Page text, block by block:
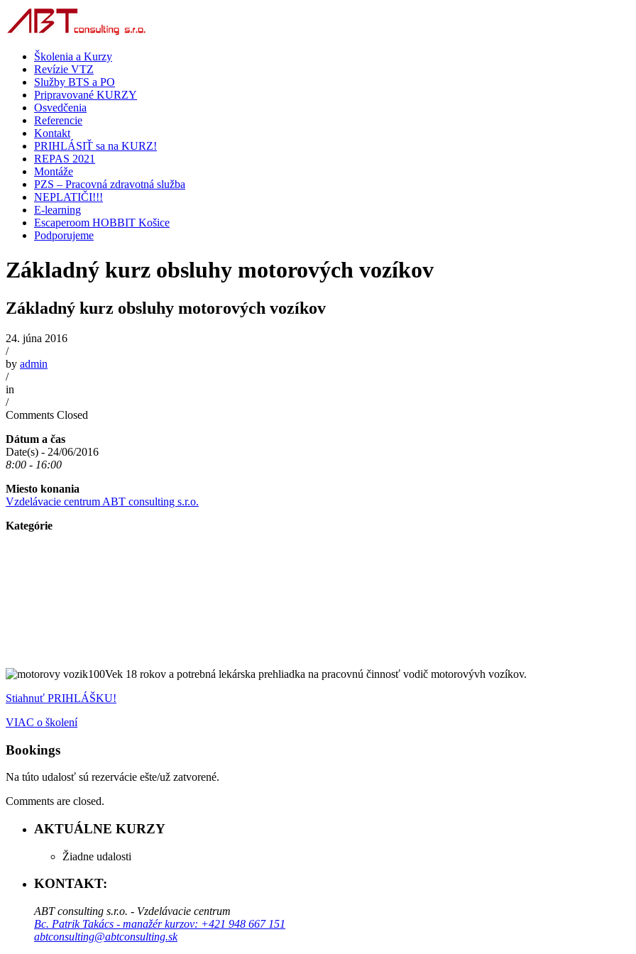
Školenia a Kurzy
Revízie VTZ
Služby BTS a PO
Pripravované KURZY
Osvedčenia
Referencie
Kontakt
PRIHLÁSIŤ sa na KURZ!
REPAS 2021
Montáže
PZS – Pracovná zdravotná služba
NEPLATIČI!!!
E-learning
Escaperoom HOBBIT Košice
Podporujeme
Základný kurz obsluhy motorových vozíkov
Základný kurz obsluhy motorových vozíkov
24. júna 2016
/
by admin
/
in
/
Comments Closed
Dátum a čas
Date(s) - 24/06/2016
8:00 - 16:00
Miesto konania
Vzdelávacie centrum ABT consulting s.r.o.
Kategórie
Vek 18 rokov a potrebná lekárska prehliadka na pracovnú činnosť vodič motorovývh vozíkov.
Stiahnuť PRIHLÁŠKU!
VIAC o školení
Bookings
Na túto udalosť sú rezervácie ešte/už zatvorené.
Comments are closed.
AKTUÁLNE KURZY
Žiadne udalosti
KONTAKT:
ABT consulting s.r.o. - Vzdelávacie centrum
Bc. Patrik Takács - manažér kurzov: +421 948 667 151
abtconsulting@abtconsulting.sk